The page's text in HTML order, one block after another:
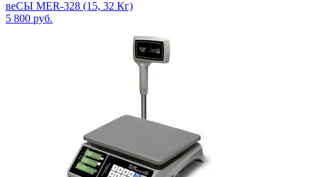
веСЫ MER-328 (15, 32 Кг)
5 800 руб.